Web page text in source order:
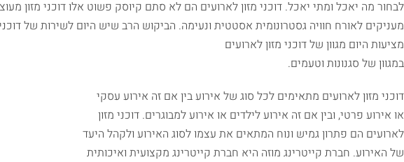
לבחור מה יאכל ומתי יאכל. דוכני מזון לארועים הם לא סתם קיוסק פשוט אלו דוכני מזון
מעניקים לאורח חוויה גסטרונומית אסטטית ונעימה. הביקוש הרב שיש היום לשירות של
מציעות היום מגוון של דוכני מזון לארועים
במגוון של סגנונות וטעמים.
דוכני מזון לארועים מתאימים לכל סוג של אירוע בין אם זה אירוע עסקי
או אירוע פרטי, ובין אם זה אירוע לילדים או אירוע למבוגרים. דוכני מזון
לארועים הם פתרון גמיש ונוח המתאים את עצמו לסוג האירוע ולקהל היעד
של האירוע. חברת קייטרינג מוזה היא חברת קייטרינג מקצועית ואיכותית